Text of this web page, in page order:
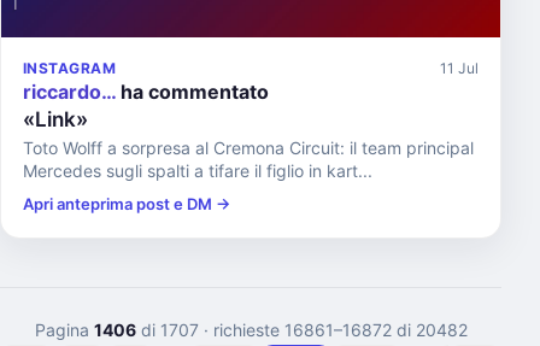
INSTAGRAM 11 Jul
riccardo… ha commentato
«Link»
Toto Wolff a sorpresa al Cremona Circuit: il team principal
Mercedes sugli spalti a tifare il figlio in kart...
Apri anteprima post e DM →
Pagina 1406di 1707 · richieste 16861–16872 di 20482